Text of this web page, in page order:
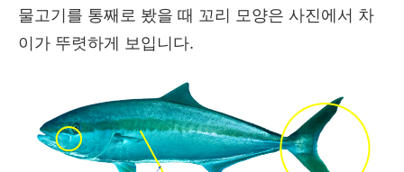
물고기를 통째로 봤을 때 꼬리 모양은 사진에서 차
이가 뚜렷하게 보입니다.